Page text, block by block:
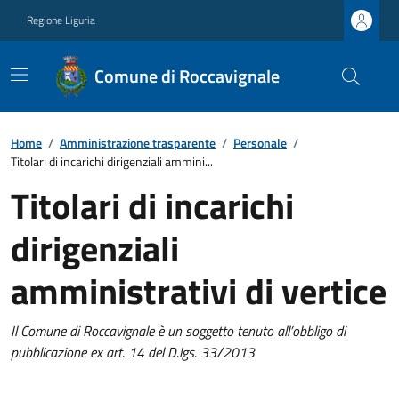
Regione Liguria
Comune di Roccavignale
Home / Amministrazione trasparente / Personale /
Titolari di incarichi dirigenziali ammini...
Titolari di incarichi
dirigenziali
amministrativi di vertice
Il Comune di Roccavignale è un soggetto tenuto all’obbligo di
pubblicazione ex art. 14 del D.lgs. 33/2013